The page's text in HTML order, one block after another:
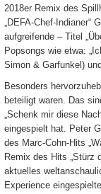
2018er Remix des
„DEFA-Chef-Indianer“
aufgreifende – Titel
Popsongs wie etwa:
Simon & Garfunkel)
Besonders
beteiligt waren. Das
„Schenk mir diese
eingespielt hat. Peter
des Marc-Cohn-Hits
Remix des Hits „Stürz
aktuelles
Experience